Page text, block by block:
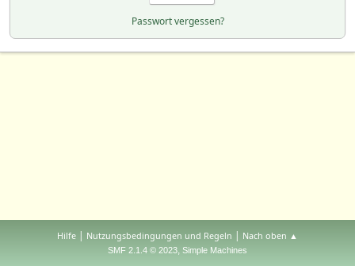
Passwort vergessen?
Hilfe | Nutzungsbedingungen und Regeln | Nach oben ▲
SMF 2.1.4 © 2023, Simple Machines